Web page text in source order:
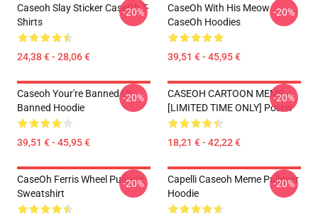
Caseoh Slay Sticker CaseOh T-
Shirts
24,38 € - 28,06 €
-20%
CaseOh With His Meow
CaseOh Hoodies
39,51 € - 45,95 €
-20%
Caseoh Your're Banned Ur
Banned Hoodie
39,51 € - 45,95 €
-20%
CASEOH CARTOON MEME
[LIMITED TIME ONLY] Poster
18,21 € - 42,22 €
-20%
CaseOh Ferris Wheel Pullover
Sweatshirt
-20%
Capelli Caseoh Meme Pullover
Hoodie
-20%